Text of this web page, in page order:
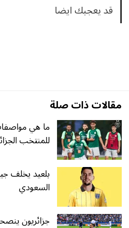
قد يعجبك ايضا
مقالات ذات صلة
ما هي
للمنتخب
بلعيد يخلف
السعودي
جزائريون